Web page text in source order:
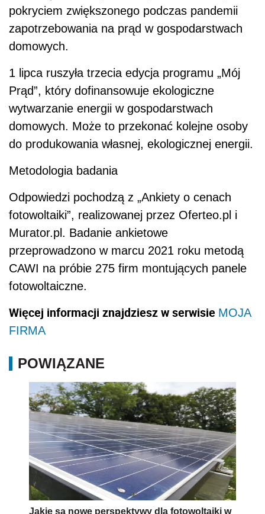
pokryciem zwiększonego podczas pandemii
zapotrzebowania na prąd w gospodarstwach
domowych.
1 lipca ruszyła trzecia edycja programu „Mój
Prąd”, który dofinansowuje ekologiczne
wytwarzanie energii w gospodarstwach
domowych. Może to przekonać kolejne osoby
do produkowania własnej, ekologicznej energii.
Metodologia badania
Odpowiedzi pochodzą z „Ankiety o cenach
fotowoltaiki”, realizowanej przez Oferteo.pl i
Murator.pl. Badanie ankietowe
przeprowadzono w marcu 2021 roku metodą
CAWI na próbie 275 firm montujących panele
fotowoltaiczne.
Więcej informacji znajdziesz w serwisie MOJA
FIRMA
POWIĄZANE
Jakie są nowe perspektywy dla fotowoltaiki w